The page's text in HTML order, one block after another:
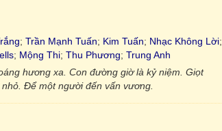
; Trần Mạnh Tuấn; Kim Tuấn; Nhạc Không Lời;
; Mộng Thi; Thu Phương; Trung Anh
hương xa. Con đường giờ là kỷ niệm. Giọt
Để một người đến vấn vương.